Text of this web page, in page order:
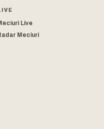
Live
Meciuri